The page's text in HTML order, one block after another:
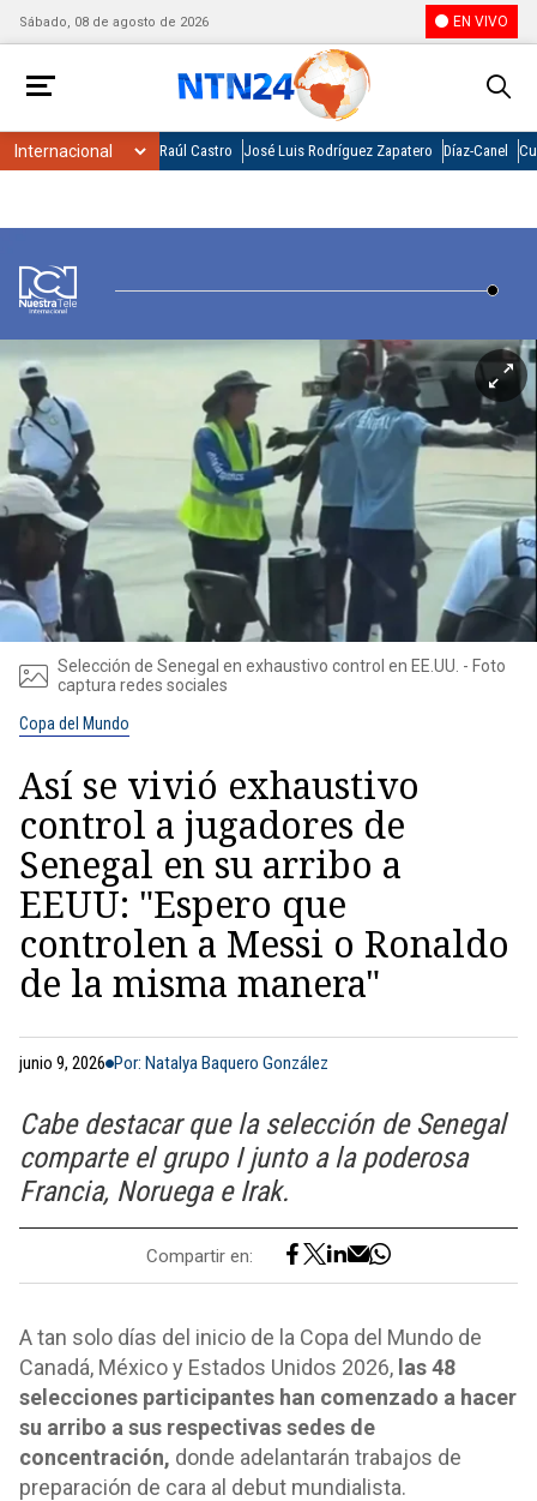
Sábado, 08 de agosto de 2026 EN VIVO
Raúl Castro José Luis Rodríguez Zapatero Díaz-Canel
Selección de Senegal en exhaustivo control en EE.UU. - Foto
captura redes sociales
Copa del Mundo
Así se vivió exhaustivo
control a jugadores de
Senegal en su arribo a
EEUU: "Espero que
controlen a Messi o Ronaldo
de la misma manera"
junio 9, 2026 Por: Natalya Baquero González
Cabe destacar que la selección de Senegal
comparte el grupo I junto a la poderosa
Francia, Noruega e Irak.
Compartir en:
A tan solo días del inicio de la Copa del Mundo de
Canadá, México y Estados Unidos 2026, las 48
selecciones participantes han comenzado a hacer
su arribo a sus respectivas sedes de
concentración, donde adelantarán trabajos de
preparación de cara al debut mundialista.